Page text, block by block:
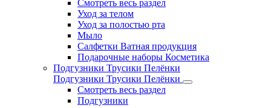
Смотреть весь раздел
Уход за телом
Уход за полостью рта
Мыло
Салфетки Ватная продукция
Подарочные наборы Косметика
Подгузники Трусики Пелёнки
Подгузники Трусики Пелёнки
Смотреть весь раздел
Подгузники